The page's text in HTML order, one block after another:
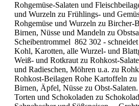
Rohgemüse-Salaten und
und Wurzeln zu Frühlings- und
Rohgemüse und Wurzeln zu Bircher-
Birnen, Nüsse und Mandeln zu
Scheibentrommel 862 302 -
Kohl, Karotten, alle Wurzel- und
Weiß- und Rotkraut zu Rohkost-
und Radieschen, Möhren u.a. zu
Rohkost-Beilagen Rohe Kartoffeln zu
Birnen, Äpfel, Nüsse zu Obst-
Torten und Schokoladen zu